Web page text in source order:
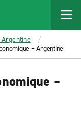
– Argentine
–